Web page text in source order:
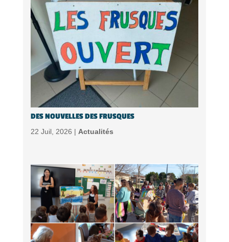
DES NOUVELLES DES FRUSQUES
22 Juil, 2026 | Actualités